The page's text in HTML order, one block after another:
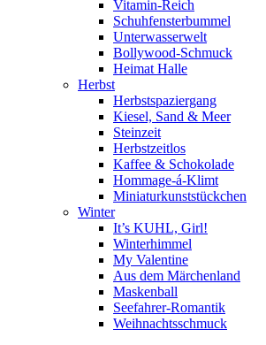
Vitamin-Reich
Schuhfensterbummel
Unterwasserwelt
Bollywood-Schmuck
Heimat Halle
Herbst
Herbstspaziergang
Kiesel, Sand & Meer
Steinzeit
Herbstzeitlos
Kaffee & Schokolade
Hommage-á-Klimt
Miniaturkunststückchen
Winter
It’s KUHL, Girl!
Winterhimmel
My Valentine
Aus dem Märchenland
Maskenball
Seefahrer-Romantik
Weihnachtsschmuck